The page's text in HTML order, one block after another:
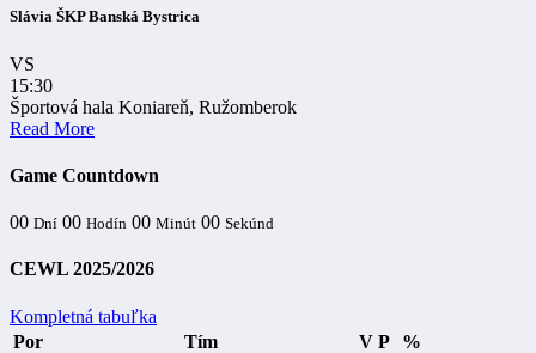
Slávia ŠKP Banská Bystrica
VS
15:30
Športová hala Koniareň, Ružomberok
Read More
Game Countdown
00 Dní 00 Hodín 00 Minút 00 Sekúnd
CEWL 2025/2026
Kompletná tabuľka
Por
Tím V P %